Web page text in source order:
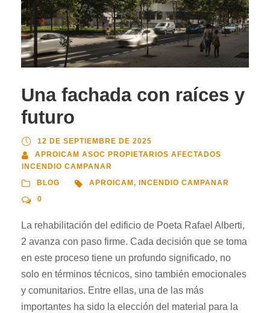
Una fachada con raíces y
futuro
12 DE SEPTIEMBRE DE 2025
APROICAM ASOC PROPIETARIOS AFECTADOS
INCENDIO CAMPANAR
BLOG
APROICAM ,
INCENDIO CAMPANAR
0
La rehabilitación del edificio de Poeta Rafael Alberti,
2 avanza con paso firme. Cada decisión que se toma
en este proceso tiene un profundo significado, no
solo en términos técnicos, sino también emocionales
y comunitarios. Entre ellas, una de las más
importantes ha sido la elección del material para la